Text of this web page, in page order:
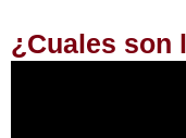
¿Cuales son